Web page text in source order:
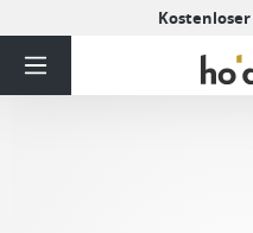
Kostenloser